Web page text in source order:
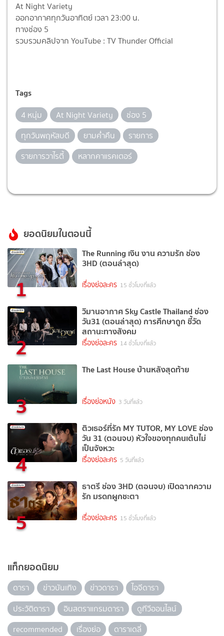
At Night Variety
ออกอากาศทุกวันอาทิตย์ เวลา 23:00 น.
ทางช่อง 5
รวบรวมคลิปจาก YouTube : TV Thunder Official
Tags
4 หนุ่ม At Night Variety
ช่อง 5
ทุกวันพฤหัสบดี
ยามค่ำคืน
รายการ
รายการวาไรตี้
หลากคาแรคเตอร์
ยอดนิยมในตอนนี้
1
The Running เงิน งาน ความรัก ช่อง
3HD (ตอนล่าสุด)
เรื่องย่อละคร 15 ชั่วโมงที่แล้ว
2
วิมานอากาศ Sky Castle Thailand ช่อง
วัน31 (ตอนล่าสุด) การศึกษาถูก ชี้วัด
สถานะทางสังคม
เรื่องย่อละคร 14 ชั่วโมงที่แล้ว
3
The Last House บ้านหลังสุดท้าย
เรื่องย่อหนัง 3 วันที่แล้ว
4
ติวเธอร์ที่รัก MY TUTOR, MY LOVE ช่อง
วัน 31 (ตอนจบ) หัวใจของทุกคนเต้นไม่
เป็นจังหวะ
เรื่องย่อละคร 5 วันที่แล้ว
5
ธาตรี ช่อง 3HD (ตอนจบ) เปิดฉากความ
รัก มรดกผูกชะตา
เรื่องย่อละคร 15 ชั่วโมงที่แล้ว
แท็กยอดนิยม
ดารา ข่าวบันเทิง ข่าวดารา
ไอจีดารา
ประวัติดารา
อินสตราแกรมดารา
ดูทีวีออนไลน์
recommended
เรื่องย่อ ดาราเดลี่